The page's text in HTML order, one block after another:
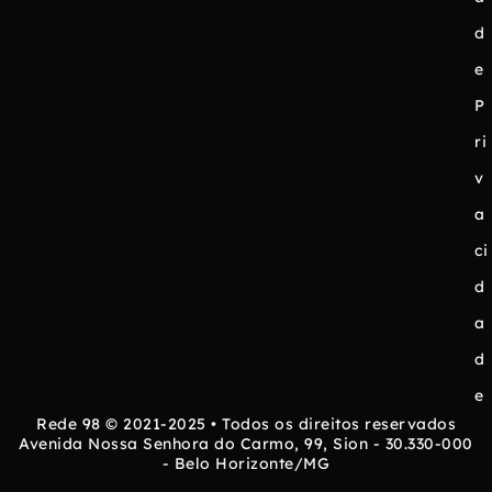
d
e
P
ri
v
a
ci
d
a
d
e
Rede 98 © 2021-2025 • Todos os direitos reservados
Avenida Nossa Senhora do Carmo, 99, Sion - 30.330-000
- Belo Horizonte/MG